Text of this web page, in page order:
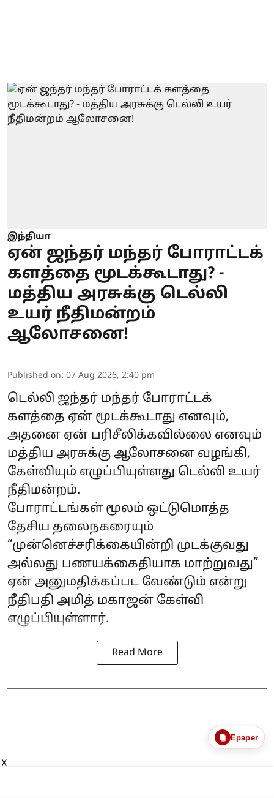
இந்தியா
ஏன் ஜந்தர் மந்தர் போராட்டக்
களத்தை மூடக்கூடாது? -
மத்திய அரசுக்கு டெல்லி
உயர் நீதிமன்றம்
ஆலோசனை!
Published on: 07 Aug 2026, 2:40 pm
டெல்லி ஜந்தர் மந்தர் போராட்டக்
களத்தை ஏன் மூடக்கூடாது எனவும்,
அதனை ஏன் பரிசீலிக்கவில்லை எனவும்
மத்திய அரசுக்கு ஆலோசனை வழங்கி,
கேள்வியும் எழுப்பியுள்ளது டெல்லி உயர்
நீதிமன்றம்.
போராட்டங்கள் மூலம் ஒட்டுமொத்த
தேசிய தலைநகரையும்
“முன்னெச்சரிக்கையின்றி முடக்குவது
அல்லது பணயக்கைதியாக மாற்றுவது”
ஏன் அனுமதிக்கப்பட வேண்டும் என்று
நீதிபதி அமித் மகாஜன் கேள்வி
எழுப்பியுள்ளார்.
Read More
Epaper
X